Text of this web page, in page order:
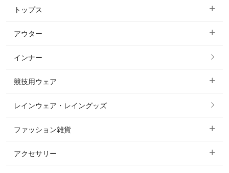
すべてのキュロット
フルグリップ・尻革 キュロット
ニーグリップ・膝革 キュロット
トップス
すべてのトップス
ポロシャツ
カットソー・Tシャツ・タンクトップ
ニット・セーター
アウター
すべてのアウター
コート
ジャケット・ブルゾン
インナー
競技用ウェア
すべての競技用ウェア
ショージャケット
ショーシャツ
レインウェア・レイングッズ
ファッション雑貨
すべてのファッション雑貨
アクセサリー